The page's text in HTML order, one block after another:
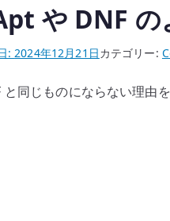
や DNF
: 2024年12月21日カテゴリー:
同じものにならない理